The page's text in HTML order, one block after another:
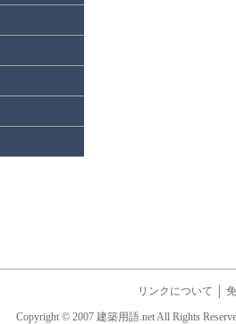
リンクについて
Copyright © 2007 建築用語.net All Rights